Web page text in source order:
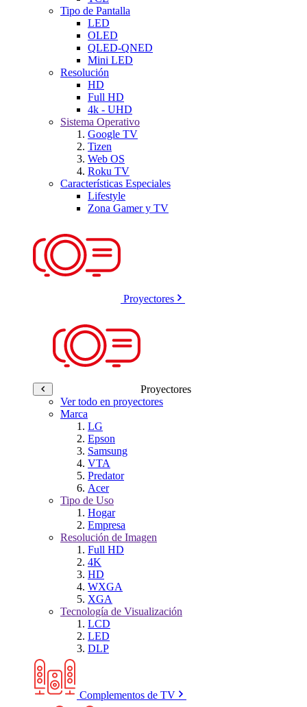
Tipo de Pantalla
LED
OLED
QLED-QNED
Mini LED
Resolución
HD
Full HD
4k - UHD
Sistema Operativo
Google TV
Tizen
Web OS
Roku TV
Características Especiales
Lifestyle
Zona Gamer y TV
Proyectores
Proyectores
Ver todo en proyectores
Marca
LG
Epson
Samsung
VTA
Predator
Acer
Tipo de Uso
Hogar
Empresa
Resolución de Imagen
Full HD
4K
HD
WXGA
XGA
Tecnología de Visualización
LCD
LED
DLP
Complementos de TV